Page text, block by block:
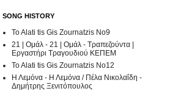
SONG HISTORY
To Alati tis Gis Zournatzis No9
21 | Ομάλ - 21 | Ομάλ - Τραπεζούντα |
Εργαστήρι Τραγουδιού ΚΕΠΕΜ
To Alati tis Gis Zournatzis No12
Η Λεμόνα - Η Λεμόνα / Πέλα Νικολαΐδη -
Δημήτρης Ξενιτόπουλος